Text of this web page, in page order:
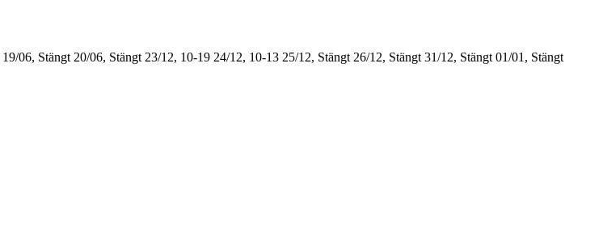
19/06, Stängt 20/06, Stängt 23/12, 10-19 24/12, 10-13 25/12, Stängt 26/12, Stängt 31/12, Stängt 01/01, Stängt